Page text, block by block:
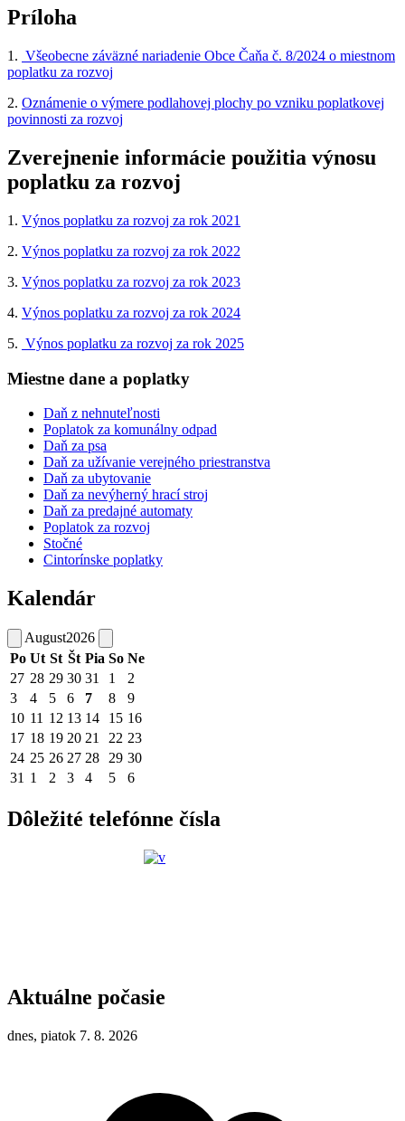
Príloha
1. Všeobecne záväzné nariadenie Obce Čaňa č. 8/2024 o miestnom
poplatku za rozvoj
2. Oznámenie o výmere podlahovej plochy po vzniku poplatkovej
povinnosti za rozvoj
Zverejnenie informácie použitia výnosu
poplatku za rozvoj
1. Výnos poplatku za rozvoj za rok 2021
2. Výnos poplatku za rozvoj za rok 2022
3. Výnos poplatku za rozvoj za rok 2023
4. Výnos poplatku za rozvoj za rok 2024
5. Výnos poplatku za rozvoj za rok 2025
Miestne dane a poplatky
Daň z nehnuteľnosti
Poplatok za komunálny odpad
Daň za psa
Daň za užívanie verejného priestranstva
Daň za ubytovanie
Daň za nevýherný hrací stroj
Daň za predajné automaty
Poplatok za rozvoj
Stočné
Cintorínske poplatky
Kalendár
August2026
Po Ut St Št Pia So Ne
27 28 29 30 31 1
2
3
4 5 6 7 8
9
10 11 12 13 14 15 16
17 18 19 20 21 22 23
24 25 26 27 28 29 30
31 1 2 3 4 5 6
Dôležité telefónne čísla
Aktuálne počasie
dnes, piatok 7. 8. 2026